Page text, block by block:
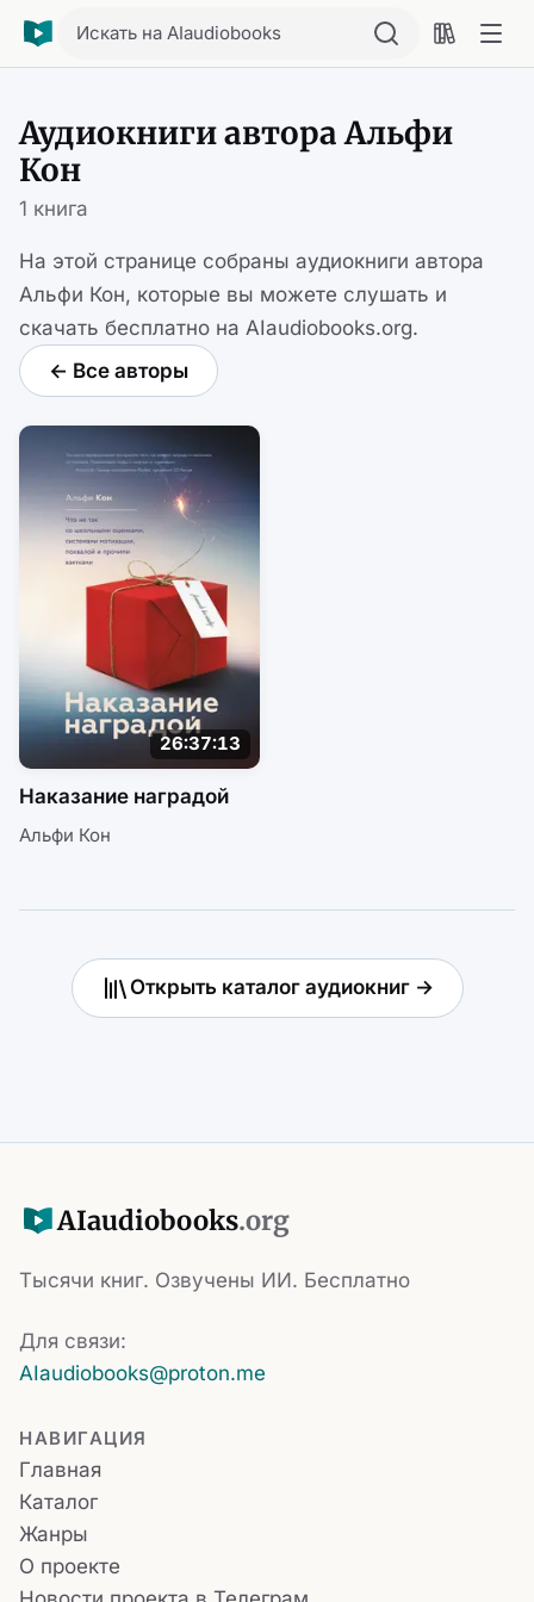
Искать на AIaudiobooks
Аудиокниги автора Альфи
Кон
1 книга
На этой странице собраны аудиокниги автора
Альфи Кон, которые вы можете слушать и
скачать бесплатно на AIaudiobooks.org.
← Все авторы
26:37:13
Наказание наградой
Альфи Кон
Открыть каталог аудиокниг →
AIaudiobooks.org
Тысячи книг. Озвучены ИИ. Бесплатно
Для связи:
AIaudiobooks@proton.me
НАВИГАЦИЯ
Главная
Каталог
Жанры
О проекте